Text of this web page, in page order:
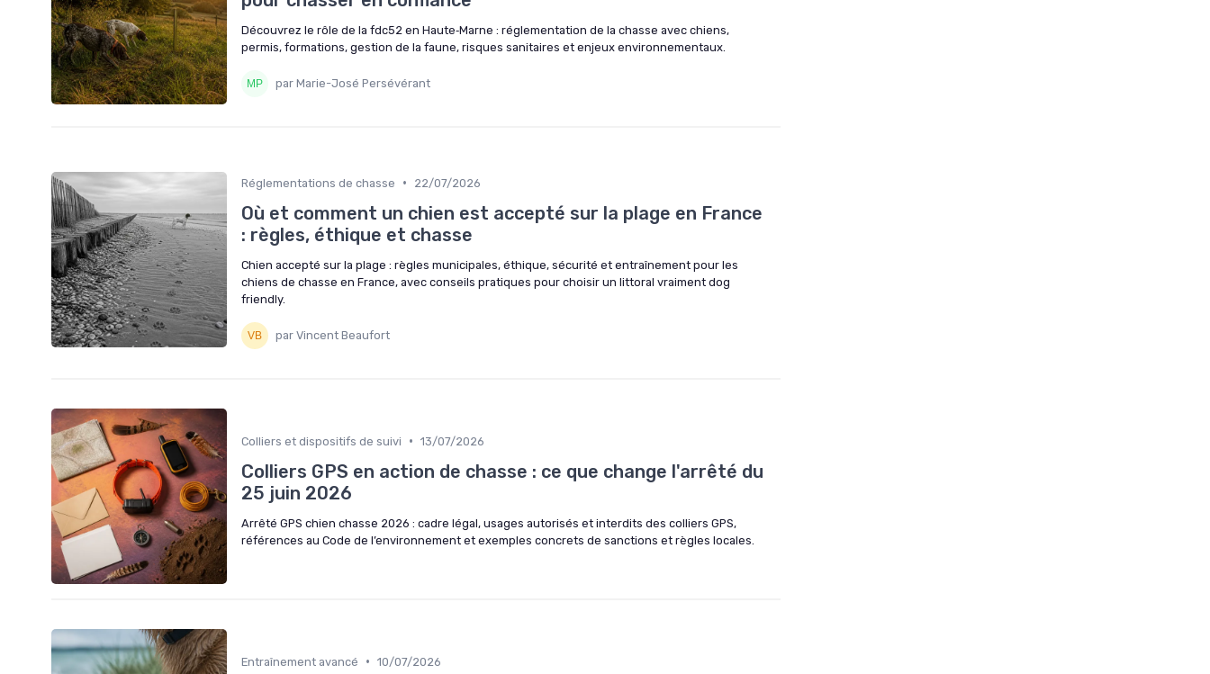
Découvrez le rôle de la fdc52 en Haute‑Marne : réglementation de la chasse avec chiens,
permis, formations, gestion de la faune, risques sanitaires et enjeux environnementaux.
par Marie-José Persévérant
Réglementations de chasse • 22/07/2026
Où et comment un chien est accepté sur la plage en France
: règles, éthique et chasse
Chien accepté sur la plage : règles municipales, éthique, sécurité et entraînement pour les
chiens de chasse en France, avec conseils pratiques pour choisir un littoral vraiment dog
friendly.
par Vincent Beaufort
Colliers et dispositifs de suivi • 13/07/2026
Colliers GPS en action de chasse : ce que change l'arrêté du
25 juin 2026
Arrêté GPS chien chasse 2026 : cadre légal, usages autorisés et interdits des colliers GPS,
références au Code de l’environnement et exemples concrets de sanctions et règles locales.
Entraînement avancé • 10/07/2026